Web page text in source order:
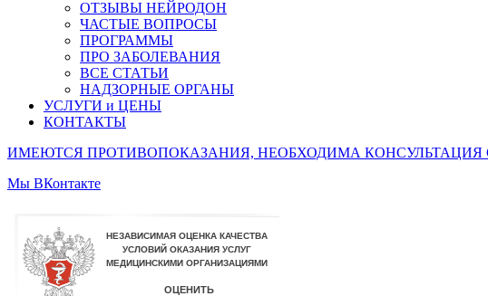
ОТЗЫВЫ НЕЙРОДОН
ЧАСТЫЕ ВОПРОСЫ
ПРОГРАММЫ
ПРО ЗАБОЛЕВАНИЯ
ВСЕ СТАТЬИ
НАДЗОРНЫЕ ОРГАНЫ
УСЛУГИ и ЦЕНЫ
КОНТАКТЫ
ИМЕЮТСЯ ПРОТИВОПОКАЗАНИЯ, НЕОБХОДИМА КОНСУЛЬТАЦИЯ
Мы ВКонтакте